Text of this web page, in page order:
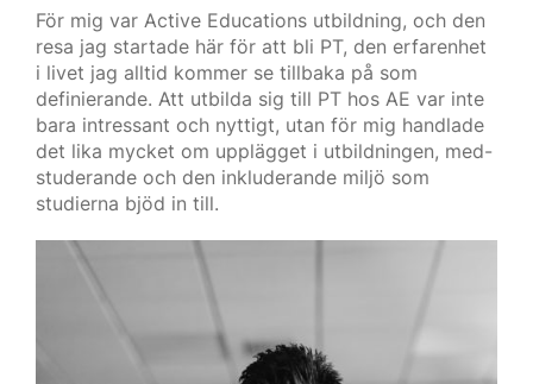
För mig var Active Educations utbildning, och den
resa jag startade här för att bli PT, den erfarenhet
i livet jag alltid kommer se tillbaka på som
definierande. Att utbilda sig till PT hos AE var inte
bara intressant och nyttigt, utan för mig handlade
det lika mycket om upplägget i utbildningen, med-
studerande och den inkluderande miljö som
studierna bjöd in till.